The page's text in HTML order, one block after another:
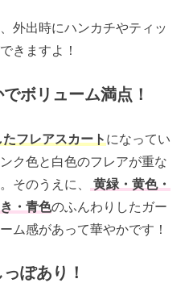
外出時にハンカチやティッ
きますよ！
ボリューム満点！
フレアスカート になってい
ク色と白色のフレアが重な
そのうえに、
黄緑・黄色・
・青色のふんわりしたガー
ム感があって華やかです！
ぽあり！